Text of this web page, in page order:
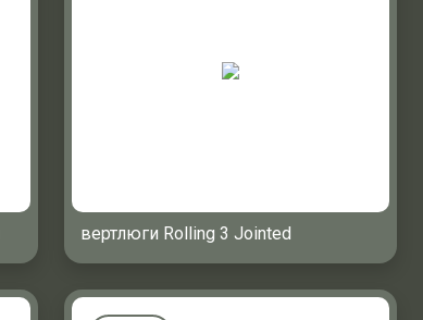
вертлюги Rolling 3 Jointed